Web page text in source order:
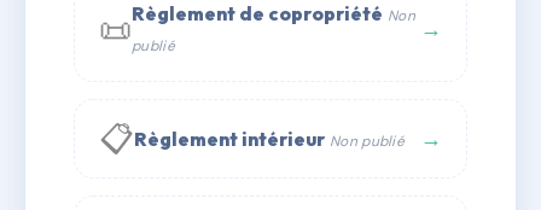
📜Règlement de copropriété Non
publié
→
📋Règlement intérieur Non publié →